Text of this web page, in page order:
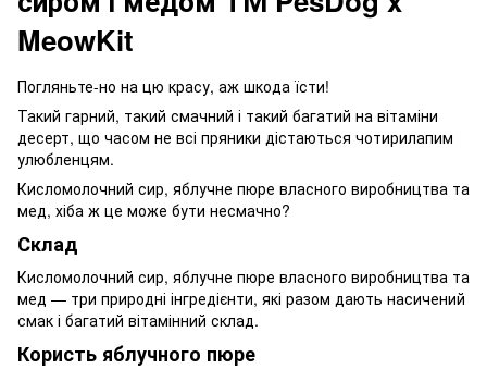
MeowKit
Погляньте-но на цю красу, аж шкода їсти!
Такий гарний, такий смачний і такий багатий на вітаміни
десерт, що часом не всі пряники дістаються чотирилапим
улюбленцям.
Кисломолочний сир, яблучне пюре власного виробництва та
мед, хіба ж це може бути несмачно?
Склад
Кисломолочний сир, яблучне пюре власного виробництва та
мед — три природні інгредієнти, які разом дають насичений
смак і багатий вітамінний склад.
Користь яблучного пюре